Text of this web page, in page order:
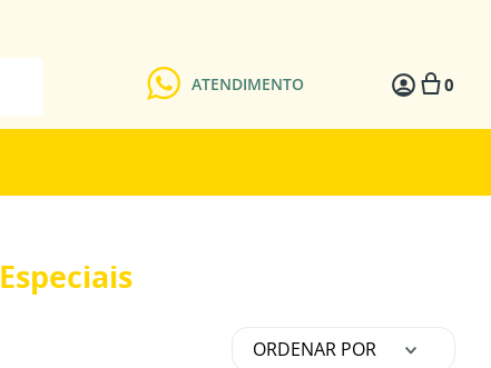
ATENDIMENTO
0
ORDENAR POR